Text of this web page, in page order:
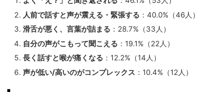
人前で話すと声が震える・緊張する ：40.0%（46人）
滑舌が悪く、言葉が詰まる ：28.7%（33人）
自分の声がこもって聞こえる ：19.1%（22人）
長く話すと喉が痛くなる ：12.2%（14人）
声が低い/高いのがコンプレックス ：10.4%（12人）